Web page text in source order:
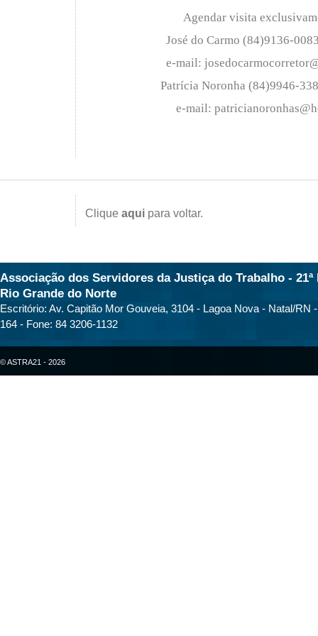
Agendar visita
José do Carmo (84)9136-
e-mail:
Patrícia Noronha (84)9946-
e-mail:
Clique aqui para voltar.
Associação dos Servidores da Justiça do Trabalho - 21ª
Rio Grande do Norte
Escritório: Av. Capitão Mor Gouveia, 3104 - Lagoa Nova - Natal/RN
164 - Fone: 84 3206-1132
© ASTRA21 - 2026